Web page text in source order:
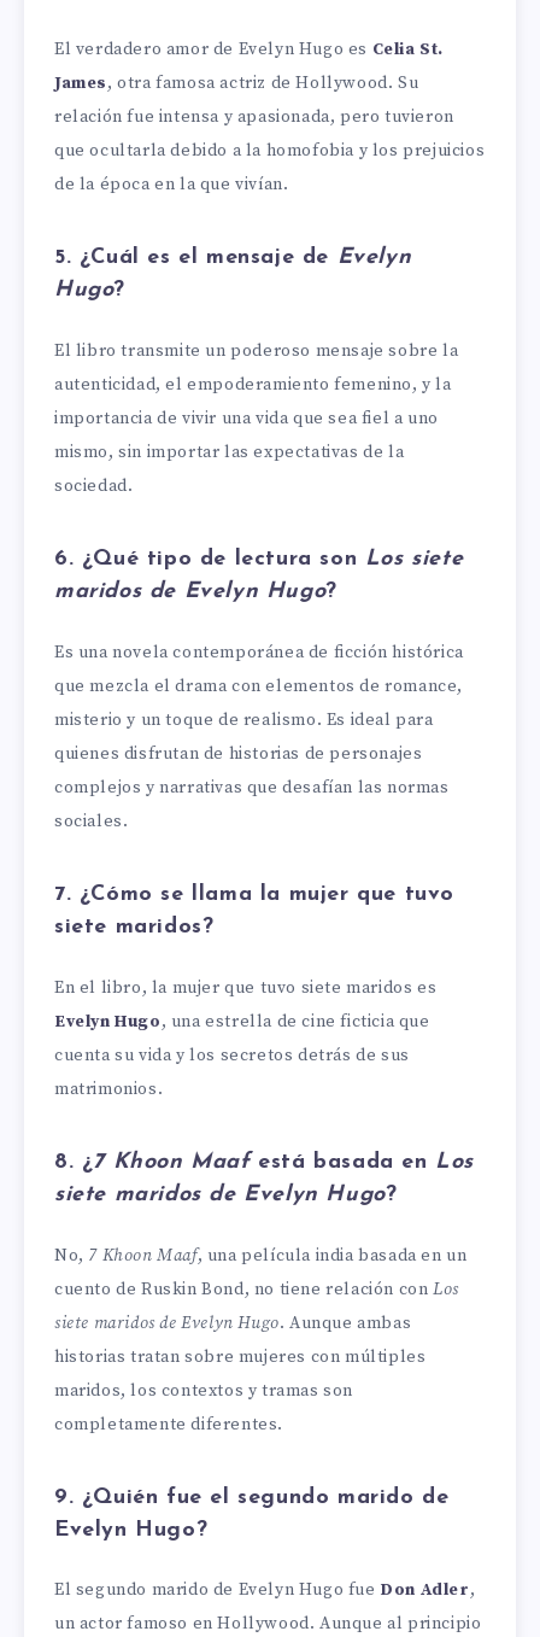
El verdadero amor de Evelyn Hugo es Celia St.
James, otra famosa actriz de Hollywood. Su
relación fue intensa y apasionada, pero tuvieron
que ocultarla debido a la homofobia y los prejuicios
de la época en la que vivían.
5. ¿Cuál es el mensaje de Evelyn
Hugo?
El libro transmite un poderoso mensaje sobre la
autenticidad, el empoderamiento femenino, y la
importancia de vivir una vida que sea fiel a uno
mismo, sin importar las expectativas de la
sociedad.
6. ¿Qué tipo de lectura son Los siete
maridos de Evelyn Hugo?
Es una novela contemporánea de ficción histórica
que mezcla el drama con elementos de romance,
misterio y un toque de realismo. Es ideal para
quienes disfrutan de historias de personajes
complejos y narrativas que desafían las normas
sociales.
7. ¿Cómo se llama la mujer que tuvo
siete maridos?
En el libro, la mujer que tuvo siete maridos es
Evelyn Hugo, una estrella de cine ficticia que
cuenta su vida y los secretos detrás de sus
matrimonios.
8. ¿7 Khoon Maafestá basada en Los
siete maridos de Evelyn Hugo?
No, 7 Khoon Maaf, una película india basada en un
cuento de Ruskin Bond, no tiene relación conLos
siete maridos de Evelyn Hugo. Aunque ambas
historias tratan sobre mujeres con múltiples
maridos, los contextos y tramas son
completamente diferentes.
9. ¿Quién fue el segundo marido de
Evelyn Hugo?
El segundo marido de Evelyn Hugo fue Don Adler,
un actor famoso en Hollywood. Aunque al principio